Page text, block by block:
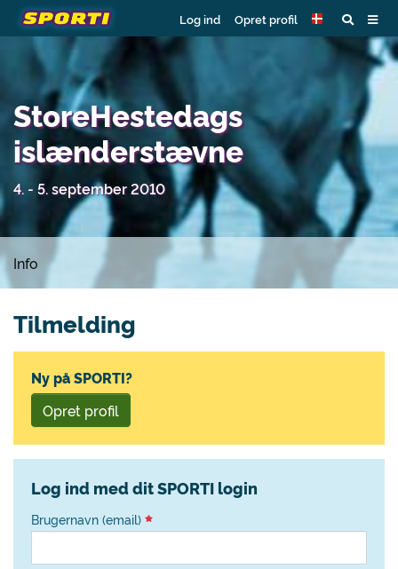
Log ind Opret profil
StoreHestedags
islænderstævne
4. - 5. september 2010
Info
Tilmelding
Ny på SPORTI?
Opret profil
Log ind med dit SPORTI login
Brugernavn (email)